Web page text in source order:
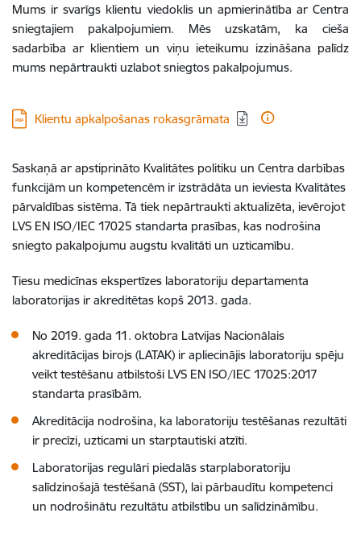
Mums ir svarīgs klientu viedoklis un apmierinātība ar Centra
sniegtajiem pakalpojumiem. Mēs uzskatām, ka cieša
sadarbība ar klientiem un viņu ieteikumu izzināšana palīdz
mums nepārtraukti uzlabot sniegtos pakalpojumus.
Lejupielādēt:
Klientu apkalpošanas rokasgrāmata
Saskaņā ar apstiprināto Kvalitātes politiku un Centra darbības
funkcijām un kompetencēm ir izstrādāta un ieviesta Kvalitātes
pārvaldības sistēma. Tā tiek nepārtraukti aktualizēta, ievērojot
LVS EN ISO/IEC 17025 standarta prasības, kas nodrošina
sniegto pakalpojumu augstu kvalitāti un uzticamību.
Tiesu medicīnas ekspertīzes laboratoriju departamenta
laboratorijas ir akreditētas kopš 2013. gada.
No 2019. gada 11. oktobra Latvijas Nacionālais
akreditācijas birojs (LATAK) ir apliecinājis laboratoriju spēju
veikt testēšanu atbilstoši LVS EN ISO/IEC 17025:2017
standarta prasībām.
Akreditācija nodrošina, ka laboratoriju testēšanas rezultāti
ir precīzi, uzticami un starptautiski atzīti.
Laboratorijas regulāri piedalās starplaboratoriju
salīdzinošajā testēšanā (SST), lai pārbaudītu kompetenci
un nodrošinātu rezultātu atbilstību un salīdzināmību.